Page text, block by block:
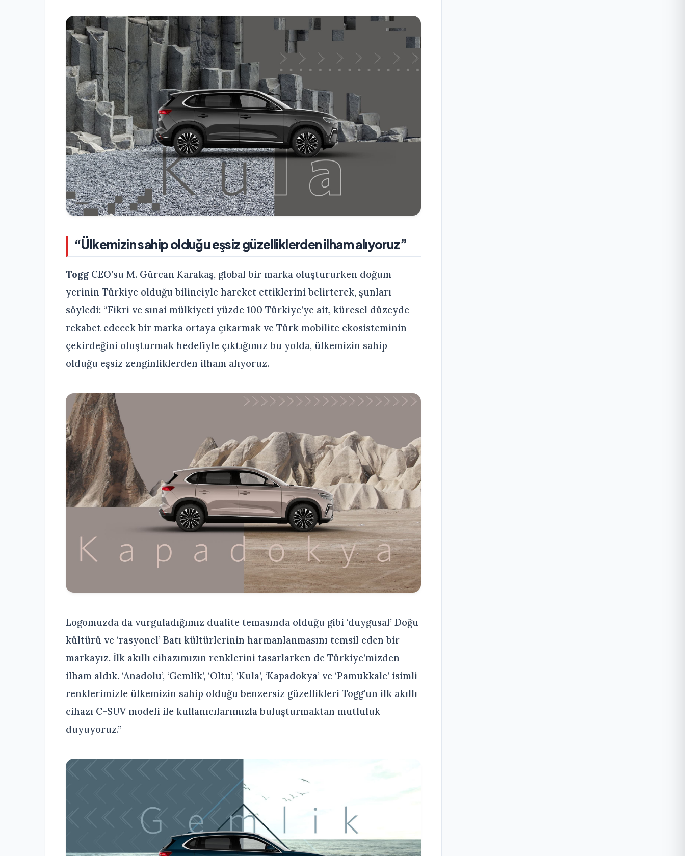
“Ülkemizin sahip olduğu eşsiz güzelliklerden ilham alıyoruz”
ToggCEO’su M. Gürcan Karakaş, global bir marka oluştururken doğum
yerinin Türkiye olduğu bilinciyle hareket ettiklerini belirterek, şunları
söyledi: “Fikri ve sınai mülkiyeti yüzde 100 Türkiye’ye ait, küresel düzeyde
rekabet edecek bir marka ortaya çıkarmak ve Türk mobilite ekosisteminin
çekirdeğini oluşturmak hedefiyle çıktığımız bu yolda, ülkemizin sahip
olduğu eşsiz zenginliklerden ilham alıyoruz.
Logomuzda da vurguladığımız dualite temasında olduğu gibi ‘duygusal’ Doğu
kültürü ve ‘rasyonel’ Batı kültürlerinin harmanlanmasını temsil eden bir
markayız. İlk akıllı cihazımızın renklerini tasarlarken de Türkiye’mizden
ilham aldık. ‘Anadolu’, ‘Gemlik’, ‘Oltu’, ‘Kula’, ‘Kapadokya’ ve ‘Pamukkale’ isimli
renklerimizle ülkemizin sahip olduğu benzersiz güzellikleri Togg’un ilk akıllı
cihazı C-SUV modeli ile kullanıcılarımızla buluşturmaktan mutluluk
duyuyoruz.”